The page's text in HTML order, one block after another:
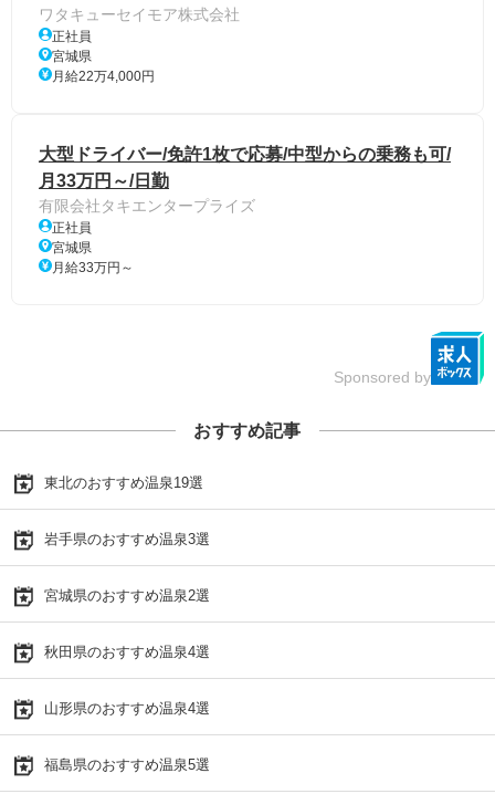
ワタキューセイモア株式会社
正社員
宮城県
月給22万4,000円
大型ドライバー/免許1枚で応募/中型からの乗務も可/
月33万円～/日勤
有限会社タキエンタープライズ
正社員
宮城県
月給33万円～
Sponsored by
おすすめ記事
東北のおすすめ温泉19選
岩手県のおすすめ温泉3選
宮城県のおすすめ温泉2選
秋田県のおすすめ温泉4選
山形県のおすすめ温泉4選
福島県のおすすめ温泉5選